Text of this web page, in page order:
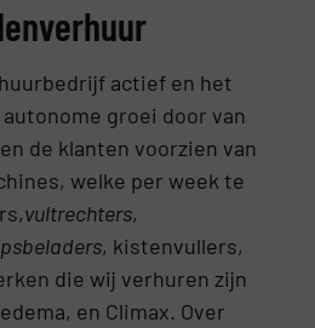
actief en het
groei door van
de klanten voorzien van
welke per week te
vultrechters,
, kistenvullers,
die wij verhuren zijn
en Climax. Over